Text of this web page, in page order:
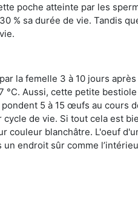
poche atteinte par les
% sa durée de vie. Tandis
la femelle 3 à 10 jours
Aussi, cette petite
5 à 15 œufs au
de vie. Si tout cela est
couleur blanchâtre. L'oeuf
endroit sûr comme